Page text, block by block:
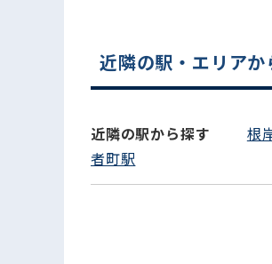
近隣の駅・エリアか
近隣の駅から探す 根
者町駅